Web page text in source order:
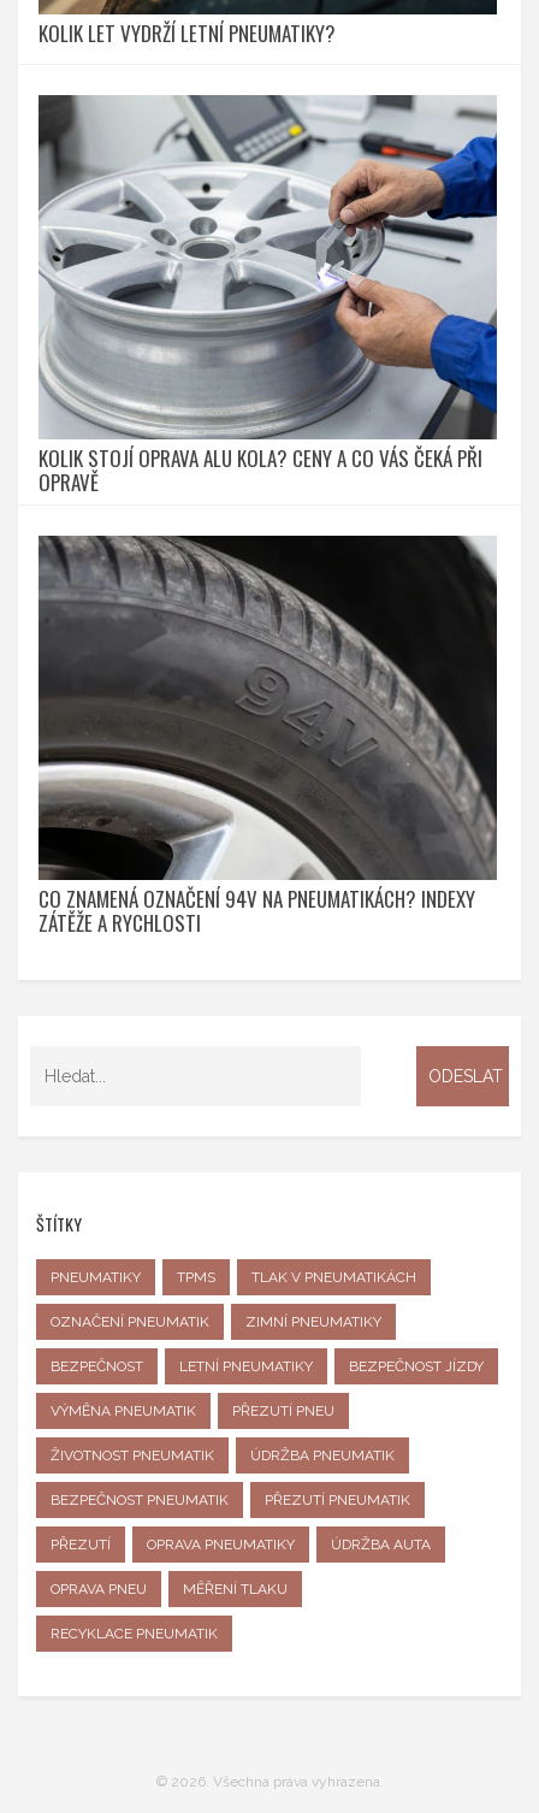
KOLIK LET VYDRŽÍ LETNÍ PNEUMATIKY?
KOLIK STOJÍ OPRAVA ALU KOLA? CENY A CO VÁS ČEKÁ PŘI
OPRAVĚ
CO ZNAMENÁ OZNAČENÍ 94V NA PNEUMATIKÁCH? INDEXY
ZÁTĚŽE A RYCHLOSTI
ŠTÍTKY
PNEUMATIKY TPMS TLAK V PNEUMATIKÁCH
OZNAČENÍ PNEUMATIK ZIMNÍ PNEUMATIKY
BEZPEČNOST LETNÍ PNEUMATIKY BEZPEČNOST JÍZDY
VÝMĚNA PNEUMATIK PŘEZUTÍ PNEU
ŽIVOTNOST PNEUMATIK ÚDRŽBA PNEUMATIK
BEZPEČNOST PNEUMATIK PŘEZUTÍ PNEUMATIK
PŘEZUTÍ OPRAVA PNEUMATIKY ÚDRŽBA AUTA
OPRAVA PNEU MĚŘENÍ TLAKU
RECYKLACE PNEUMATIK
© 2026. Všechna práva vyhrazena.